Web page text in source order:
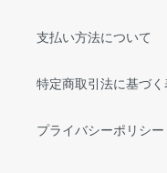
支払い方法について
特定商取引法に基づ
プライバシーポリシー